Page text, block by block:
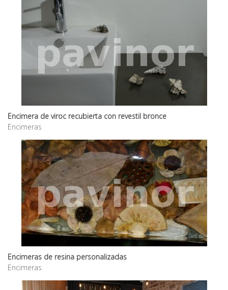
Encimera de viroc recubierta con revestil bronce
Encimeras
Encimeras de resina personalizadas
Encimeras